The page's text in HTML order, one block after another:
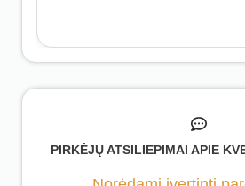
PIRKĖJŲ ATSILIEPIMAI APIE